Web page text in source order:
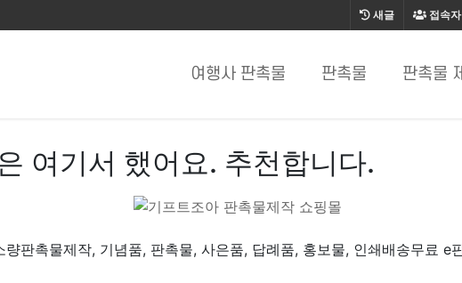
접속자
새글
여행사 판촉물 판촉물 판촉물
여기서 했어요. 추천합니다.
량판촉물제작, 기념품, 판촉물, 사은품, 답례품, 홍보물, 인쇄배송무료 e